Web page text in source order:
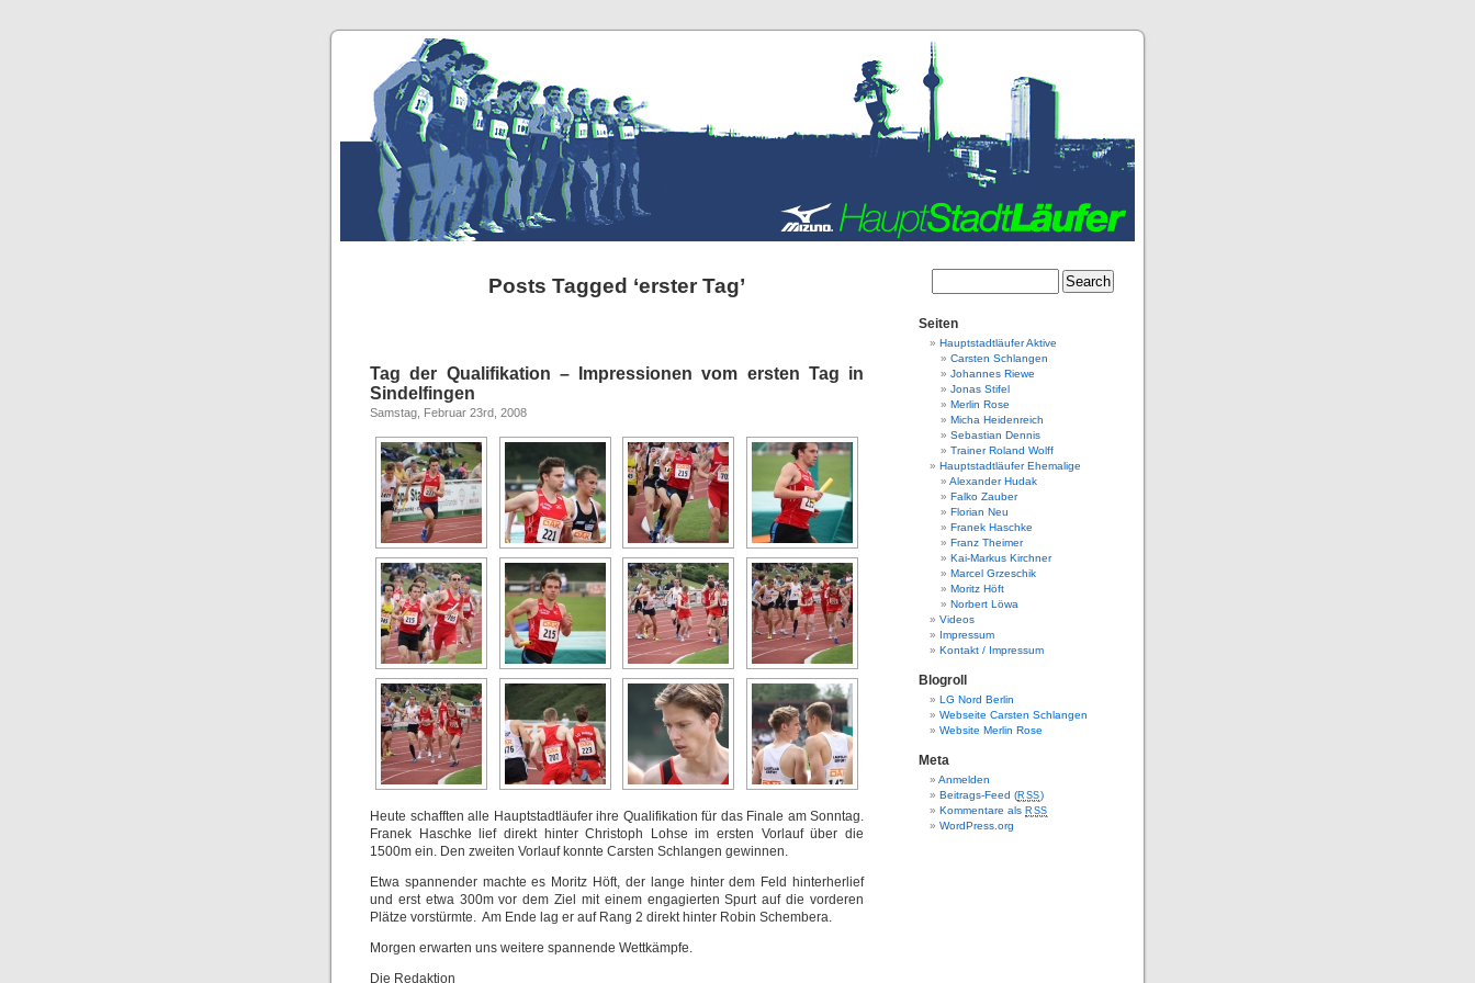
Posts Tagged ‘erster Tag’
Tag der Qualifikation – Impressionen vom ersten Tag in
Sindelfingen
Samstag, Februar 23rd, 2008
Heute schafften alle Hauptstadtläufer ihre Qualifikation für das Finale am Sonntag.
Franek Haschke lief direkt hinter Christoph Lohse im ersten Vorlauf über die
1500m ein. Den zweiten Vorlauf konnte Carsten Schlangen gewinnen.
Etwa spannender machte es Moritz Höft, der lange hinter dem Feld hinterherlief
und erst etwa 300m vor dem Ziel mit einem engagierten Spurt auf die vorderen
Plätze vorstürmte. Am Ende lag er auf Rang 2 direkt hinter Robin Schembera.
Morgen erwarten uns weitere spannende Wettkämpfe.
Die Redaktion
Seiten
Hauptstadtläufer Aktive
Carsten Schlangen
Johannes Riewe
Jonas Stifel
Merlin Rose
Micha Heidenreich
Sebastian Dennis
Trainer Roland Wolff
Hauptstadtläufer Ehemalige
Alexander Hudak
Falko Zauber
Florian Neu
Franek Haschke
Franz Theimer
Kai-Markus Kirchner
Marcel Grzeschik
Moritz Höft
Norbert Löwa
Videos
Impressum
Kontakt / Impressum
Blogroll
LG Nord Berlin
Webseite Carsten Schlangen
Website Merlin Rose
Meta
Anmelden
Beitrags-Feed (RSS)
Kommentare als RSS
WordPress.org